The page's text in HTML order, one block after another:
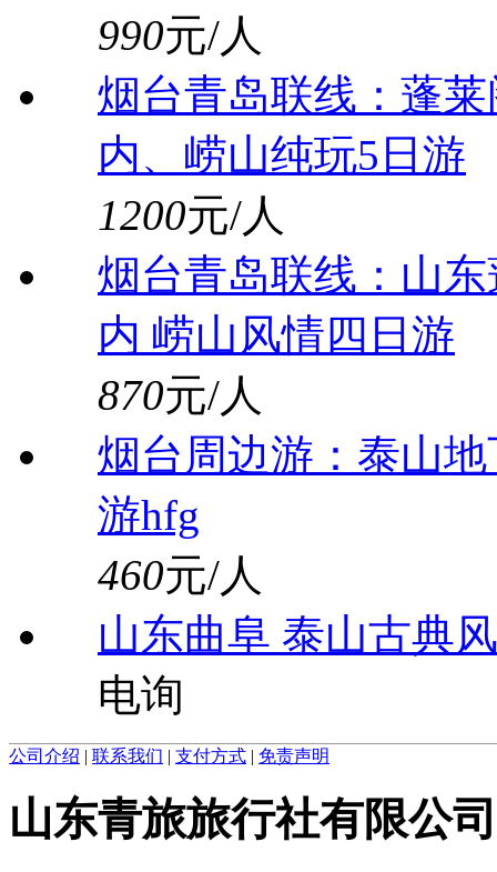
990元/人
烟台青岛联线：蓬
内、崂山纯玩5日游
1200元/人
烟台青岛联线：山
内 崂山风情四日游
870元/人
烟台周边游：泰山
游hfg
460元/人
山东曲阜 泰山古典
电询
公司介绍 | 联系我们 | 支付方式 | 免责声明
山东青旅旅行社有限公